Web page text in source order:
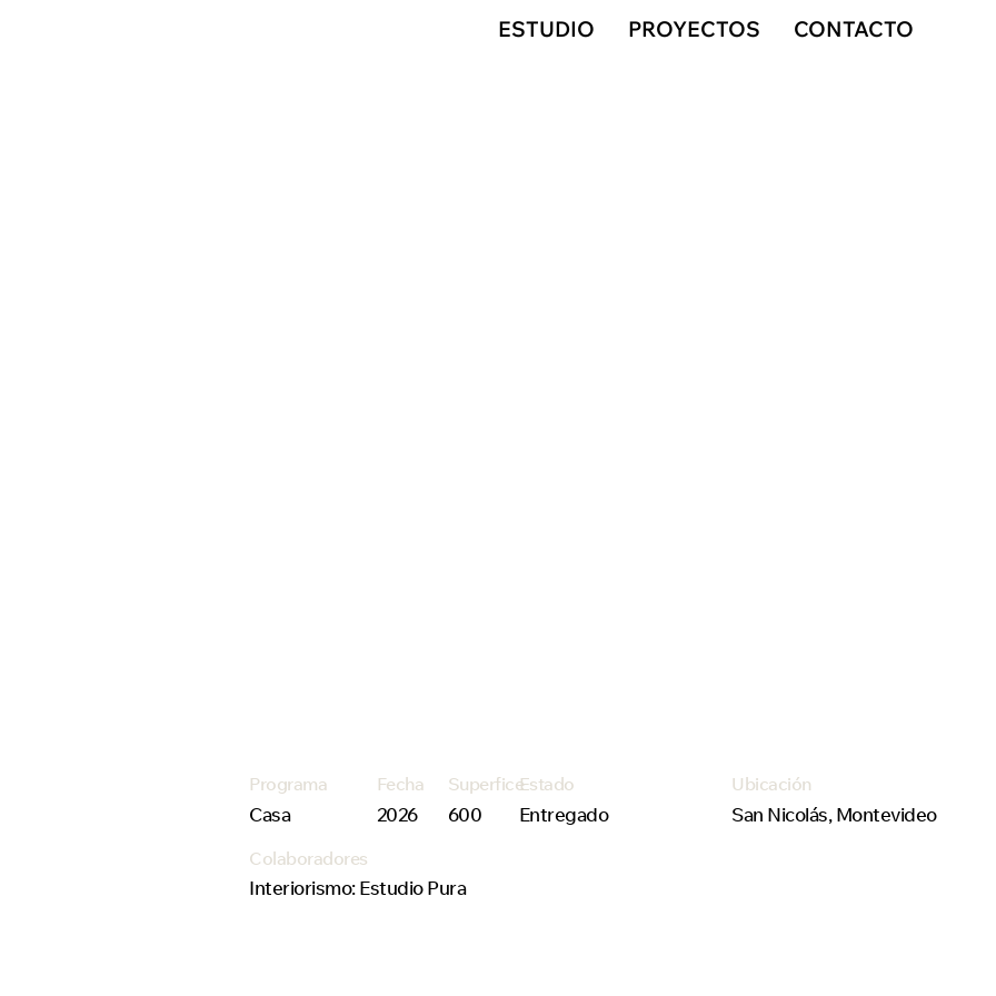
ESTUDIO PROYECTOS CONTACTO
Programa
Casa
Fecha
2026
Superfice
600
Estado
Entregado
Ubicación
San Nicolás, Montevideo
Colaboradores
Interiorismo: Estudio Pura